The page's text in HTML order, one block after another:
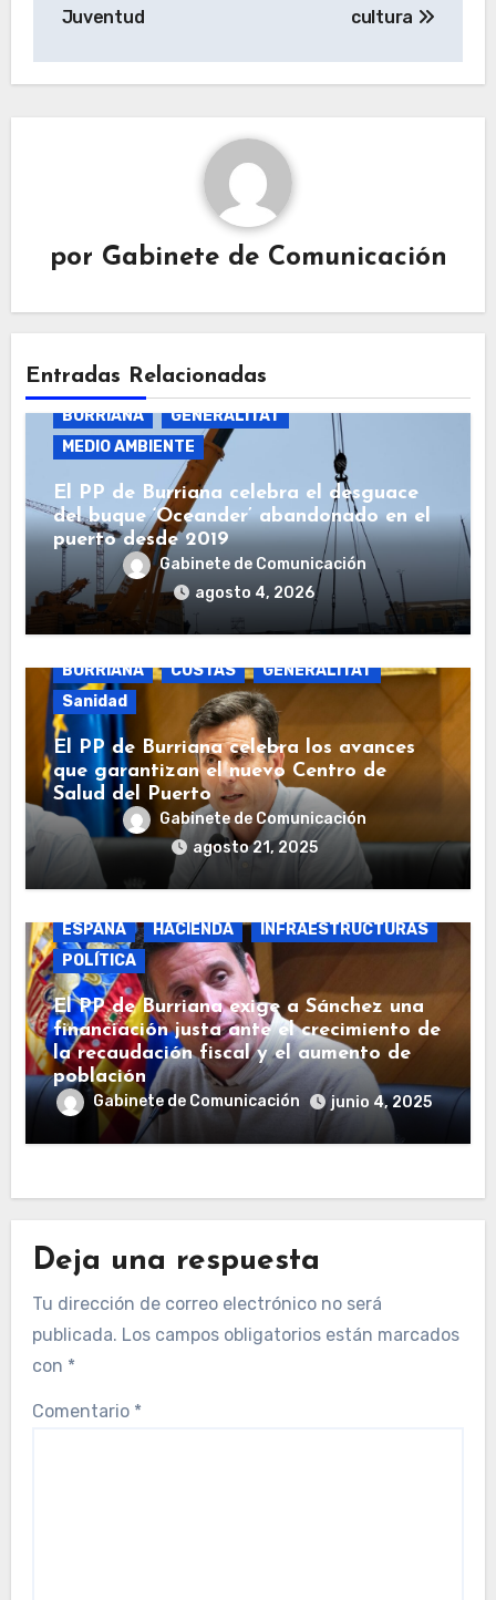
Juventud cultura
por Gabinete de Comunicación
Entradas Relacionadas
BURRIANA
GENERALITAT
MEDIO AMBIENTE
El PP de Burriana celebra el desguace
del buque ‘Oceander’ abandonado en el
puerto desde 2019
Gabinete de Comunicación
agosto 4, 2026
BURRIANA COSTAS
GENERALITAT
Sanidad
El PP de Burriana celebra los avances
que garantizan el nuevo Centro de
Salud del Puerto
Gabinete de Comunicación
agosto 21, 2025
ESPAÑA
HACIENDA
INFRAESTRUCTURAS
POLÍTICA
El PP de Burriana exige a Sánchez una
financiación justa ante el crecimiento de
la recaudación fiscal y el aumento de
población
Gabinete de Comunicación junio 4, 2025
Deja una respuesta
Tu dirección de correo electrónico no será
publicada. Los campos obligatorios están marcados
con *
Comentario *